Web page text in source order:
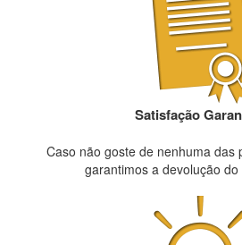
Satisfação
Caso não goste de nenhuma das
garantimos a devolução